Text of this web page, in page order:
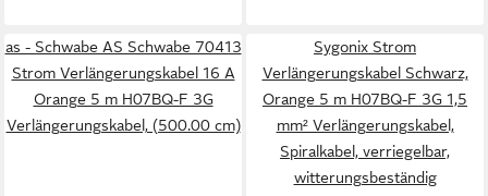
as - Schwabe AS Schwabe 70413
Strom Verlängerungskabel 16 A
Orange 5 m H07BQ-F 3G
Verlängerungskabel, (500.00 cm)
Sygonix Strom
Verlängerungskabel Schwarz,
Orange 5 m H07BQ-F 3G 1,5
mm² Verlängerungskabel,
Spiralkabel, verriegelbar,
witterungsbeständig